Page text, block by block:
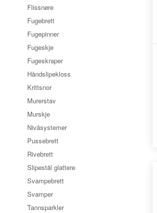
Flissnøre
Fugebrett
Fugepinner
Fugeskje
Fugeskraper
Håndslipekloss
Krittsnor
Murerstav
Murskje
Nivåsystemer
Pussebrett
Rivebrett
Slipestål glattere
Svampebrett
Svamper
Tannsparkler